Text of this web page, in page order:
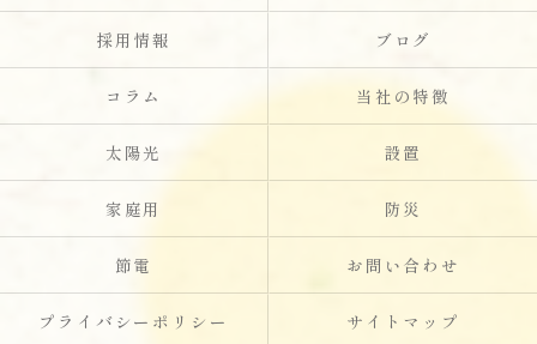
採用情報 ブログ
コラム 当社の特徴
太陽光 設置
家庭用 防災
節電 お問い合わせ
プライバシーポリシー サイトマップ